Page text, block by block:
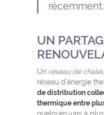
récemment.
UN
Un réseau de
réseau d’énergie
de distribution
thermique entre